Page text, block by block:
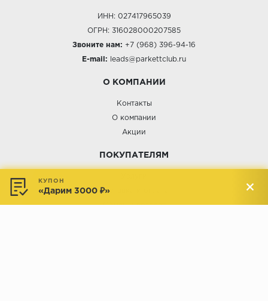
ИНН: 027417965039
ОГРН: 316028000207585
Звоните нам: +7 (968) 396-94-16
E-mail: leads@parkettclub.ru
О КОМПАНИИ
Контакты
О компании
Акции
ПОКУПАТЕЛЯМ
Доставка и оплата
Обмен и возврат
КУПОН
«Дарим 3000 ₽»